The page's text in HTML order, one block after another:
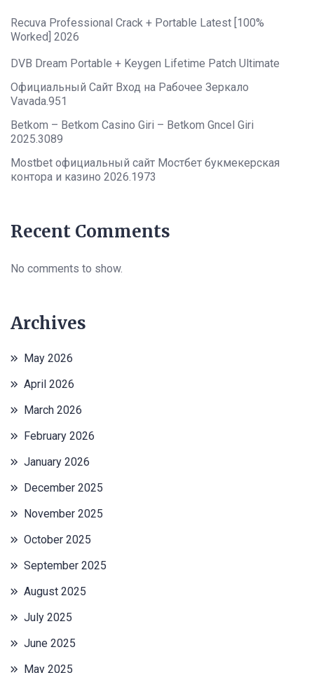
Recuva Professional Crack + Portable Latest [100%
Worked] 2026
DVB Dream Portable + Keygen Lifetime Patch Ultimate
Официальный Сайт Вход на Рабочее Зеркало
Vavada.951
Betkom – Betkom Casino Giri – Betkom Gncel Giri
2025.3089
Mostbet официальный сайт Мостбет букмекерская
контора и казино 2026.1973
Recent Comments
No comments to show.
Archives
May 2026
April 2026
March 2026
February 2026
January 2026
December 2025
November 2025
October 2025
September 2025
August 2025
July 2025
June 2025
May 2025